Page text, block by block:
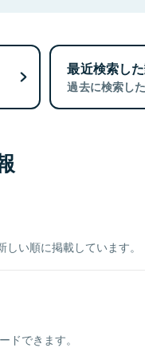
最近検索し
過去に検索し
い順に掲載しています。
ドできます。